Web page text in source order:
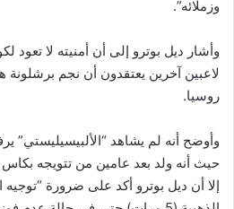
وزملائه”.
وأشار ديل بوترو إلى أن أمنيته لا تعود
لاعبين آخرين يعتقدون أن نجم
روسيا.
وأوضح أنه لم يشاهد “الألبيسيليستي”
حيث أنه ولد بعد عامين من تتويجه بكاس العالم 1986
إلا أن ديل بوترو أكد على ضرورة